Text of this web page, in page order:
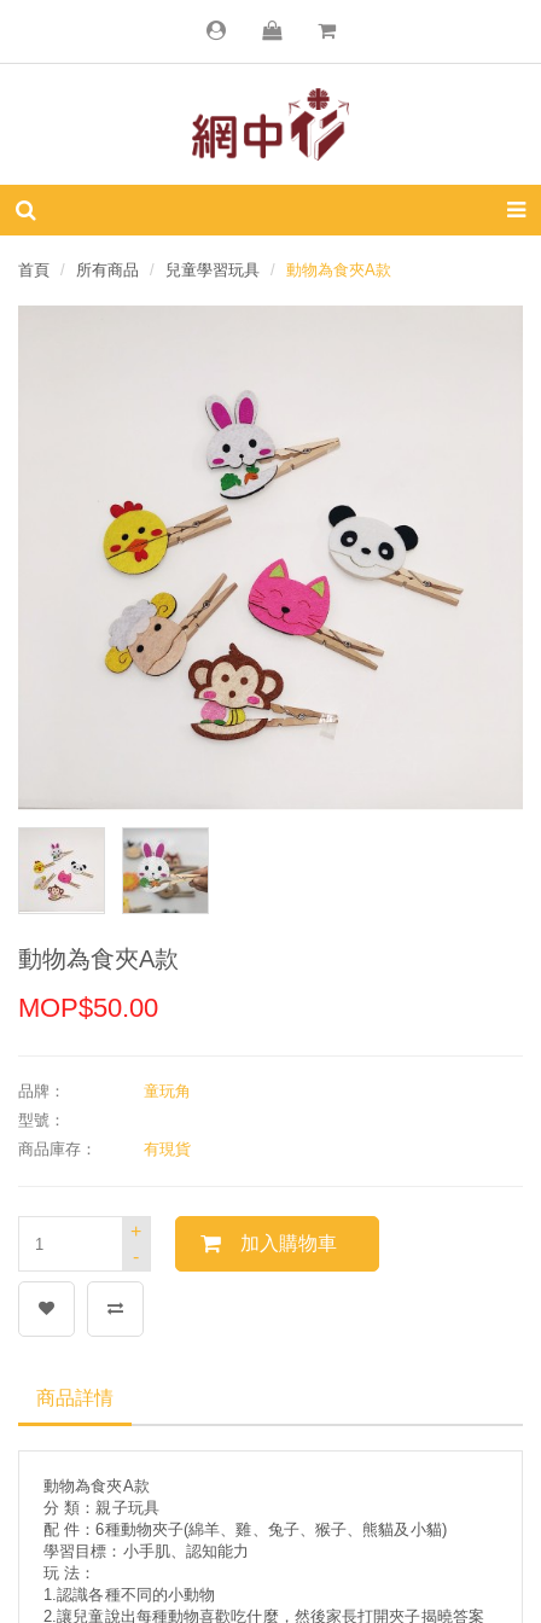
首頁 所有商品 兒童學習玩具 動物為食夾A款
動物為食夾A款
MOP$50.00
品牌：
童玩角
型號：
商品庫存：
有現貨
-
+
加入購物車
商品詳情
動物為食夾A款
分 類：親子玩具
配 件：6種動物夾子(綿羊、雞、兔子、猴子、熊貓及小貓)
學習目標：小手肌、認知能力
玩 法：
1.認識各種不同的小動物
2.讓兒童說出每種動物喜歡吃什麼，然後家長打開夾子揭曉答案